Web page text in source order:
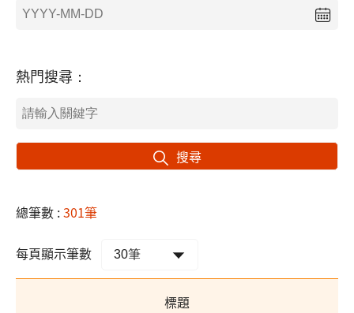
熱門搜尋：
搜尋
總筆數 :301筆
每頁顯示筆數
標題